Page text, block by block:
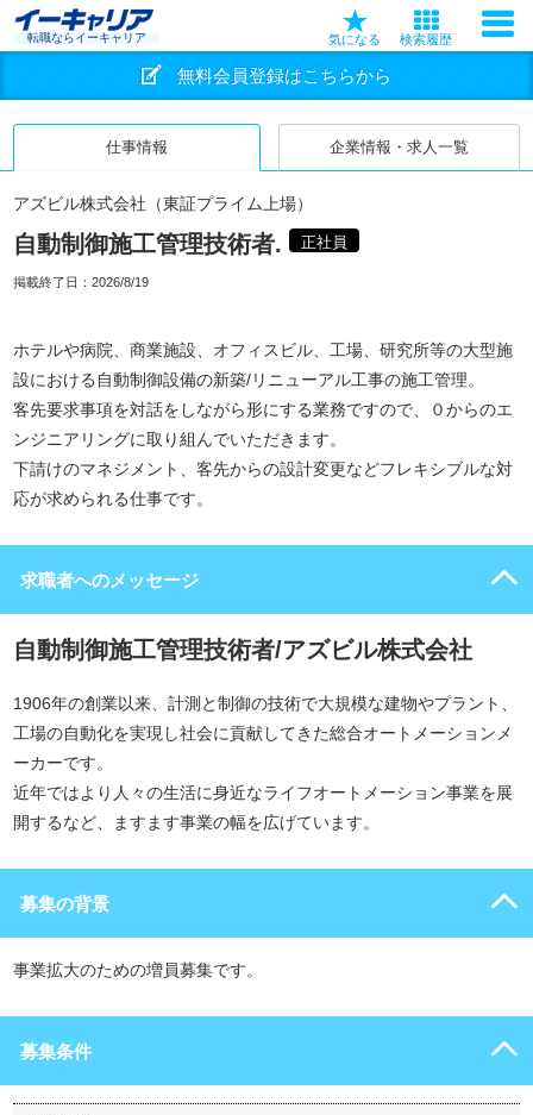
転職ならイーキャリア 気になる 検索履歴
無料会員登録はこちらから
仕事情報 企業情報・求人一覧
アズビル株式会社（東証プライム上場）
自動制御施工管理技術者. 正社員
掲載終了日： 2026/8/19
ホテルや病院、商業施設、オフィスビル、工場、研究所等の大型施
設における自動制御設備の新築/リニューアル工事の施工管理。
客先要求事項を対話をしながら形にする業務ですので、０からのエ
ンジニアリングに取り組んでいただきます。
下請けのマネジメント、客先からの設計変更などフレキシブルな対
応が求められる仕事です。
求職者へのメッセージ
自動制御施工管理技術者/アズビル株式会社
1906年の創業以来、計測と制御の技術で大規模な建物やプラント、
工場の自動化を実現し社会に貢献してきた総合オートメーションメ
ーカーです。
近年ではより人々の生活に身近なライフオートメーション事業を展
開するなど、ますます事業の幅を広げています。
募集の背景
事業拡大のための増員募集です。
募集条件